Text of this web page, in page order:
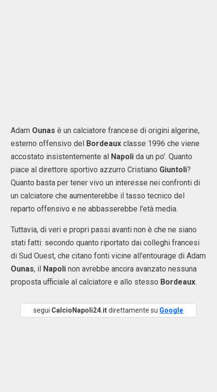
Adam Ounas è un calciatore francese di origini algerine,
esterno offensivo del Bordeaux classe 1996 che viene
accostato insistentemente al Napoli da un po'. Quanto
piace al direttore sportivo azzurro Cristiano Giuntoli?
Quanto basta per tener vivo un interesse nei confronti di
un calciatore che aumenterebbe il tasso tecnico del
reparto offensivo e ne abbasserebbe l'età media.
Tuttavia, di veri e propri passi avanti non è che ne siano
stati fatti: secondo quanto riportato dai colleghi francesi
di Sud Ouest, che citano fonti vicine all'entourage di Adam
Ounas, il Napoli non avrebbe ancora avanzato nessuna
proposta ufficiale al calciatore e allo stesso Bordeaux.
segui CalcioNapoli24.itdirettamente su Google